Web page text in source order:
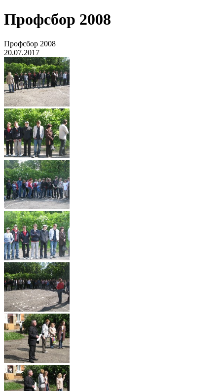
Профсбор 2008
Профсбор 2008
20.07.2017